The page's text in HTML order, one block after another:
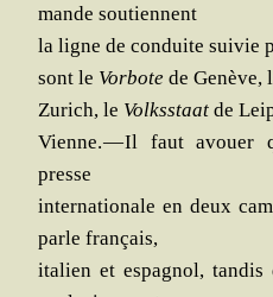
mande soutiennent
la ligne de conduite sui­vie
sont le Vor­bote de Genève,
Zurich, le Volkss­taat de
Vienne. — Il faut
presse
inter­na­tio­nale en deux
parle français,
ita­lien et espa­gnol, tan­dis